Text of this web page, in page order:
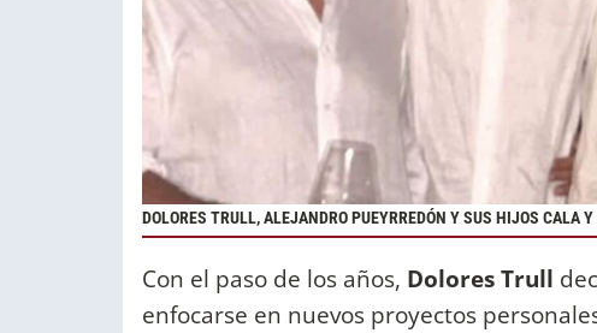
DOLORES TRULL, ALEJANDRO PUEYRREDÓN Y SUS HIJOS CALA
Con el paso de los años, Dolores Trull
enfocarse en nuevos proyectos